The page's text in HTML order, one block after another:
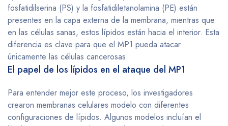
fosfatidilserina (PS) y la fosfatidiletanolamina (PE) están
presentes en la capa externa de la membrana, mientras que
en las células sanas, estos lípidos están hacia el interior. Esta
diferencia es clave para que el MP1 pueda atacar
únicamente las células cancerosas.
El papel de los lípidos en el ataque del MP1
Para entender mejor este proceso, los investigadores
crearon membranas celulares modelo con diferentes
configuraciones de lípidos. Algunos modelos incluían el